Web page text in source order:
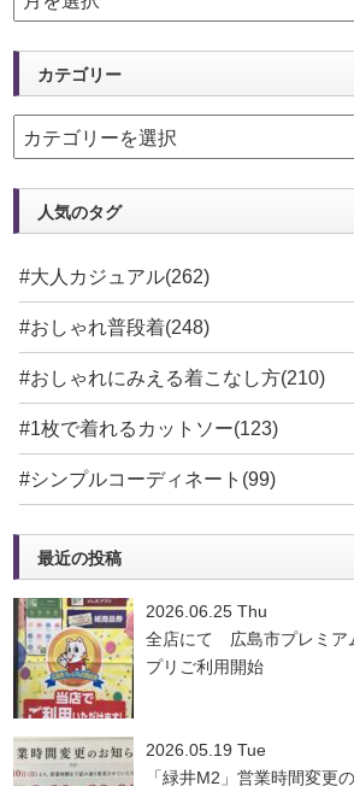
カテゴリー
人気のタグ
#大人カジュアル(262)
#おしゃれ普段着(248)
#おしゃれにみえる着こなし方(210)
#1枚で着れるカットソー(123)
#シンプルコーディネート(99)
最近の投稿
2026.06.25 Thu
全店にて 広島市プレミア
プリご利用開始
2026.05.19 Tue
「緑井M2」営業時間変更